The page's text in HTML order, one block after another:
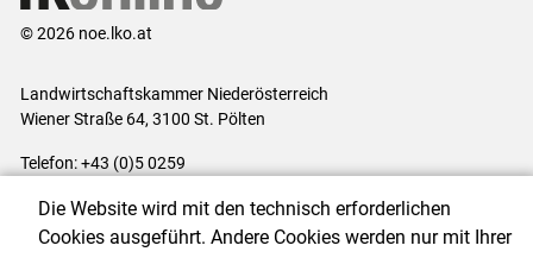
© 2026 noe.lko.at
Landwirtschaftskammer Niederösterreich
Wiener Straße 64, 3100 St. Pölten
Telefon: +43 (0)5 0259
Impressum|Kontakt|Datenschutzerklärung|Barrierefreiheit|
Die Website wird mit den technisch erforderlichen
Cookies ausgeführt. Andere Cookies werden nur mit Ihrer